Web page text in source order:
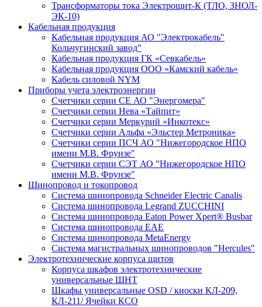
Трансформаторы тока Электрощит-К (ТЛО, ЗНОЛ-
ЭК-10)
Кабельная продукция
Кабельная продукция АО "Электрокабель"
Кольчугинский завод"
Кабельная продукция ГК «Севкабель»
Кабельная продукция ООО «Камский кабель»
Кабель силовой NYM
Приборы учета электроэнергии
Счетчики серии СЕ АО "Энергомера"
Счетчики серии Нева «Тайпит»
Счетчики серии Меркурий «Инкотекс»
Счетчики серии Альфа «Эльстер Метроника»
Счетчики серии ПСЧ АО "Нижегородское НПО
имени М.В. Фрунзе"
Счетчики серии СЭТ АО "Нижегородское НПО
имени М.В. Фрунзе"
Шинопровод и токопровод
Система шинопровода Schneider Electric Canalis
Система шинопровода Legrand ZUCCHINI
Система шинопровода Eaton Power Xpert® Busbar
Система шинопровода EAE
Система шинопровода MetaEnergy
Система магистральных шинопроводов "Hercules"
Электротехнические корпуса щитов
Корпуса шкафов электротехнические
универсальные ШНТ
Шкафы универсальные OSD / киоски КЛ-209,
КЛ-211/ Ячейки КСО